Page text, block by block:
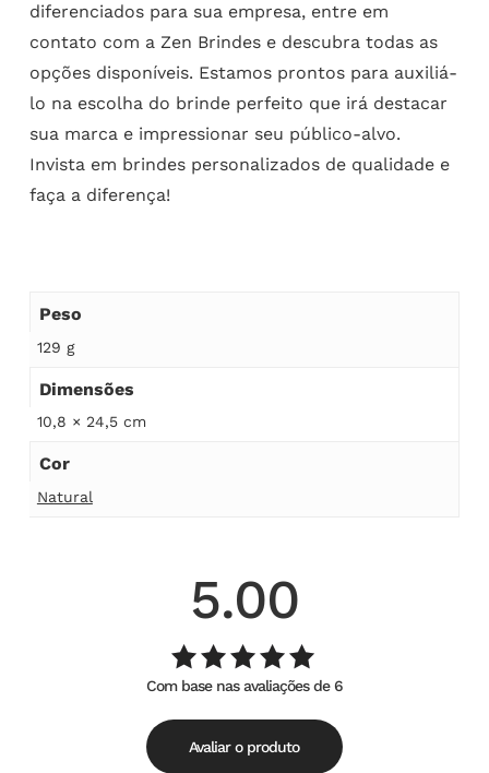
diferenciados para sua empresa, entre em
contato com a Zen Brindes e descubra todas as
opções disponíveis. Estamos prontos para auxiliá-
lo na escolha do brinde perfeito que irá destacar
sua marca e impressionar seu público-alvo.
Invista em brindes personalizados de qualidade e
faça a diferença!
Peso
129 g
Dimensões
10,8 × 24,5 cm
Cor
Natural
5.00
Avaliação
5.00de
5
Com base nas avaliações de 6
Avaliar o produto